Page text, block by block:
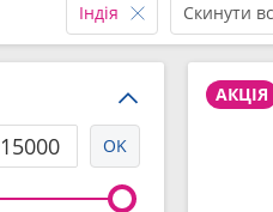
Індія Скинути
АКЦІЯ
OK